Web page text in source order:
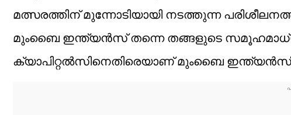
മത്സരത്തിന് മുന്നോടിയായി നടത്തുന്ന
മുംബൈ ഇന്ത്യൻസ് തന്നെ തങ്ങളുടെ
ക്യാപിറ്റൽസിനെതിരെയാണ് മുംബൈ